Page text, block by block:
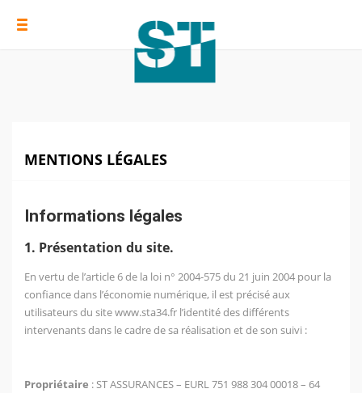
MENTIONS LÉGALES
Informations légales
1. Présentation du site.
En vertu de l’article 6 de la loi n° 2004-575 du 21 juin 2004 pour la
confiance dans l’économie numérique, il est précisé aux
utilisateurs du sitewww.sta34.fr l’identité des différents
intervenants dans le cadre de sa réalisation et de son suivi :
Propriétaire : ST ASSURANCES – EURL 751 988 304 00018 – 64